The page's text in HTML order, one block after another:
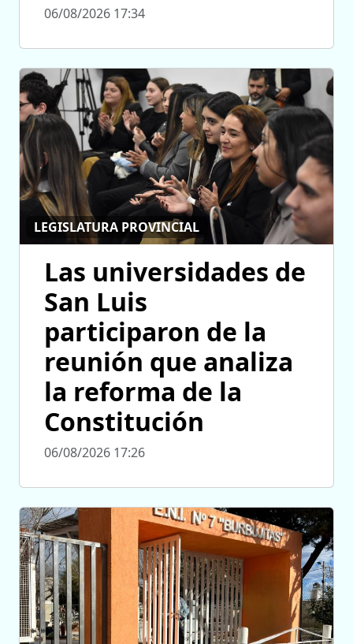
06/08/2026 17:34
LEGISLATURA PROVINCIAL
Las universidades de
San Luis
participaron de la
reunión que analiza
la reforma de la
Constitución
06/08/2026 17:26